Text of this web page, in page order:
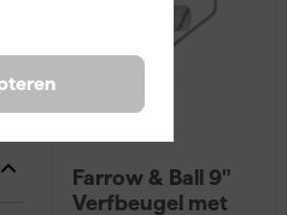
Farrow & Ball 9"
Verfbeugel met